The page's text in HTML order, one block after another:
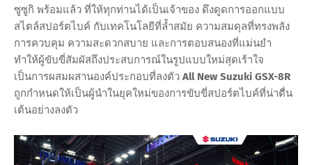
ซูซูกิ พร้อมแล้ว ที่ให้ทุกท่านได้เป็นเจ้าของ ดึงดูดการออกแบบ
สไตล์สปอร์ตไบค์ กับเทคโนโลยีที่ล้ำสมัย ความสมดุลที่ทรงพลัง
การควบคุม ความสะดวกสบาย และการตอบสนองที่แม่นยำ
ทำให้ผู้ขับขี่สัมผัสถึงประสบการณ์ในรูปแบบใหม่สุดเร้าใจ
เป็นการผสมผสานองค์ประกอบที่ลงตัว All New Suzuki GSX-8R
ถูกกำหนดให้เป็นผู้นำในยุคใหม่ของการขับขี่สปอร์ตไบค์ที่น่าตื่น
เต้นอย่างลงตัว